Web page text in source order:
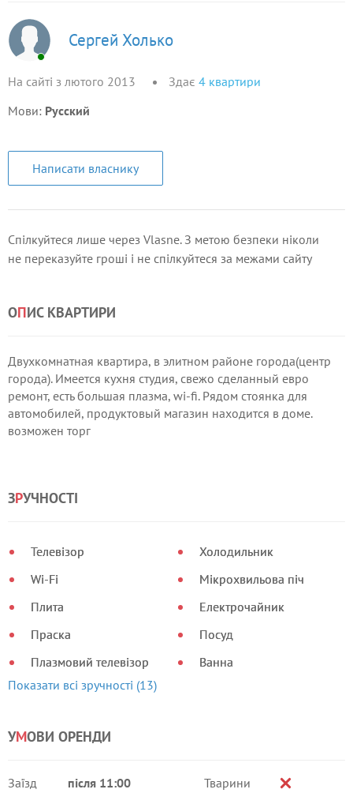
Сергей Холько
На сайті з лютого 2013 Здає 4 квартири
Мови: Русский
Написати власнику
Спілкуйтеся лише через Vlasne. З метою безпеки ніколи
не переказуйте гроші і не спілкуйтеся за межами сайту
ОПИС КВАРТИРИ
Двухкомнатная квартира, в элитном районе города(центр
города). Имеется кухня студия, свежо сделанный евро
ремонт, есть большая плазма, wi-fi. Рядом стоянка для
автомобилей, продуктовый магазин находится в доме.
возможен торг
ЗРУЧНОСТІ
Телевізор
Wi-Fi
Плита
Праска
Плазмовий телевізор
Холодильник
Мікрохвильова піч
Електрочайник
Посуд
Ванна
Показати всі зручності (13)
УМОВИ ОРЕНДИ
Заїзд
після 11:00
Тварини